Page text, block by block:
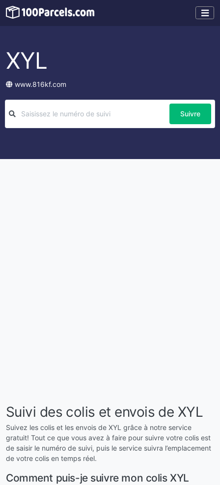
XYL
www.816kf.com
Suivre
Suivi des colis et envois de XYL
Suivez les colis et les envois de XYL grâce à notre service
gratuit! Tout ce que vous avez à faire pour suivre votre colis est
de saisir le numéro de suivi, puis le service suivra l’emplacement
de votre colis en temps réel.
Comment puis-je suivre mon colis XYL